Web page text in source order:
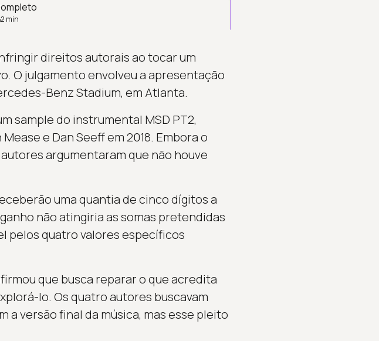
2 min
direitos autorais ao tocar um
O julgamento envolveu a apresentação
Benz Stadium, em Atlanta.
sample do instrumental MSD PT2,
e Dan Seeff em 2018. Embora o
argumentaram que não houve
uma quantia de cinco dígitos a
não atingiria as somas pretendidas
pelos quatro valores específicos
que busca reparar o que acredita
lo. Os quatro autores buscavam
versão final da música, mas esse pleito